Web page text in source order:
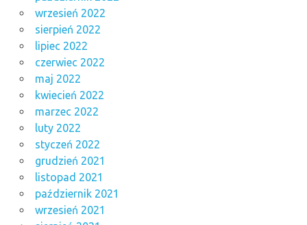
wrzesień 2022
sierpień 2022
lipiec 2022
czerwiec 2022
maj 2022
kwiecień 2022
marzec 2022
luty 2022
styczeń 2022
grudzień 2021
listopad 2021
październik 2021
wrzesień 2021